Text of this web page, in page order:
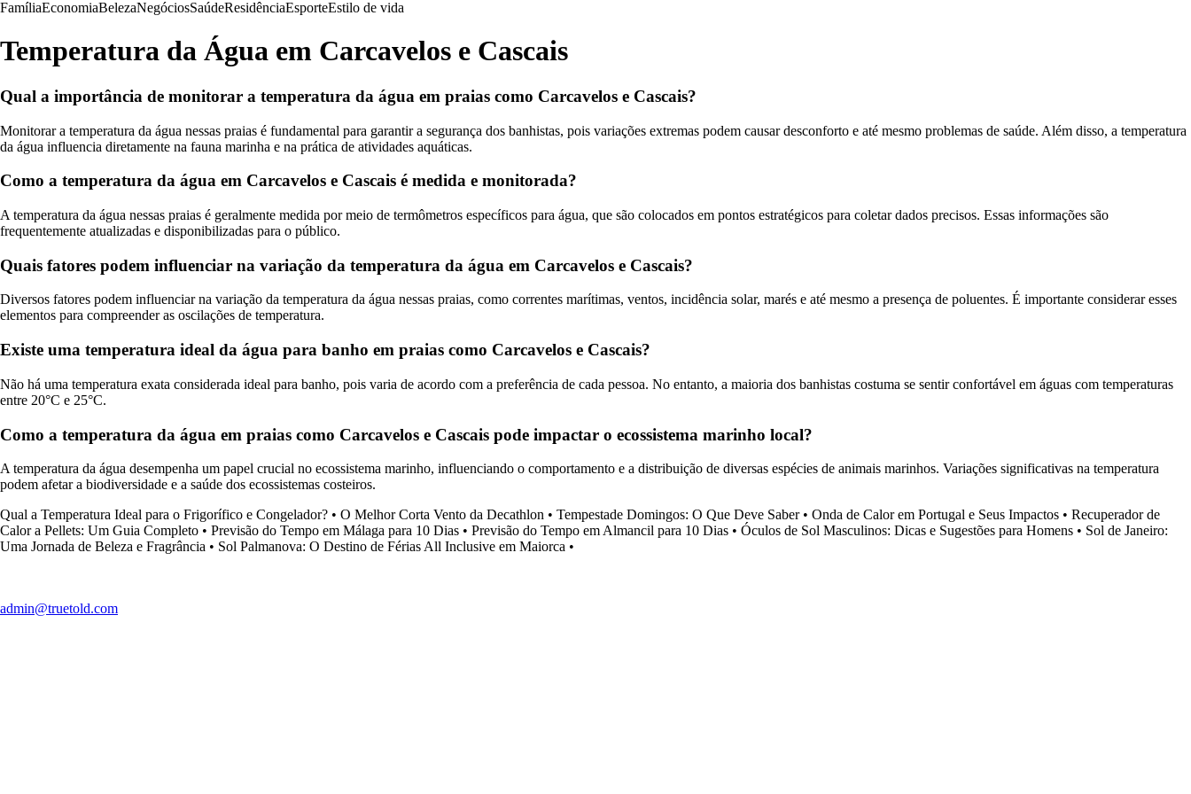
FamíliaEconomiaBelezaNegóciosSaúdeResidênciaEsporteEstilo de vida
Temperatura da Água em Carcavelos e Cascais
Qual a importância de monitorar a temperatura da água em praias como Carcavelos e Cascais?
Monitorar a temperatura da água nessas praias é fundamental para garantir a segurança dos banhistas, pois variações extremas podem causar desconforto e até mesmo problemas de saúde. Além disso, a temperatura
da água influencia diretamente na fauna marinha e na prática de atividades aquáticas.
Como a temperatura da água em Carcavelos e Cascais é medida e monitorada?
A temperatura da água nessas praias é geralmente medida por meio de termômetros específicos para água, que são colocados em pontos estratégicos para coletar dados precisos. Essas informações são
frequentemente atualizadas e disponibilizadas para o público.
Quais fatores podem influenciar na variação da temperatura da água em Carcavelos e Cascais?
Diversos fatores podem influenciar na variação da temperatura da água nessas praias, como correntes marítimas, ventos, incidência solar, marés e até mesmo a presença de poluentes. É importante considerar esses
elementos para compreender as oscilações de temperatura.
Existe uma temperatura ideal da água para banho em praias como Carcavelos e Cascais?
Não há uma temperatura exata considerada ideal para banho, pois varia de acordo com a preferência de cada pessoa. No entanto, a maioria dos banhistas costuma se sentir confortável em águas com temperaturas
entre 20°C e 25°C.
Como a temperatura da água em praias como Carcavelos e Cascais pode impactar o ecossistema marinho local?
A temperatura da água desempenha um papel crucial no ecossistema marinho, influenciando o comportamento e a distribuição de diversas espécies de animais marinhos. Variações significativas na temperatura
podem afetar a biodiversidade e a saúde dos ecossistemas costeiros.
Qual a Temperatura Ideal para o Frigorífico e Congelador? • O Melhor Corta Vento da Decathlon • Tempestade Domingos: O Que Deve Saber• Onda de Calor em Portugal e Seus Impactos • Recuperador de
Calor a Pellets: Um Guia Completo • Previsão do Tempo em Málaga para 10 Dias • Previsão do Tempo em Almancil para 10 Dias • Óculos de Sol Masculinos: Dicas e Sugestões para Homens • Sol de Janeiro:
Uma Jornada de Beleza e Fragrância • Sol Palmanova: O Destino de Férias All Inclusive em Maiorca •
admin@truetold.com